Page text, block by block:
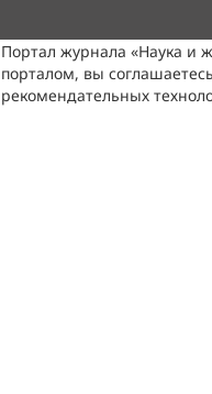
Портал журнала «Наука и
порталом, вы
рекомендательных